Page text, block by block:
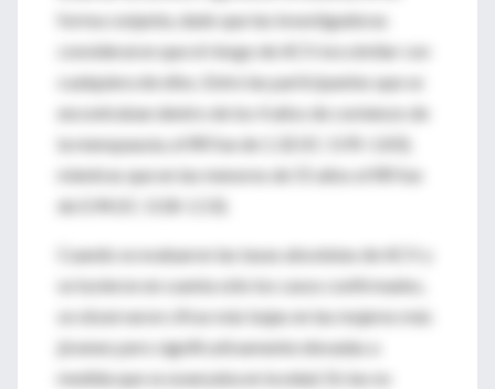
forma conjunta, dado que las investigadoras
consideraron que el riesgo de ACV era similar con
cualquiera de ellos. Entre las participantes que se
encontraban dentro de los 4 años de comienzo de
la menopausia, el RR fue de 1.32 (IC: 0.95-1.83),
mientras que en las menores de 55 años el RR fue
de 0.94 (IC: 0.58-1.53).
Cuando se evaluaron las tasas absolutas de ACV y
se tuvieron en cuenta sólo los casos confirmados,
se observaron cifras más bajas en las mujeres más
jóvenes pero significativamente elevadas a
medida que se avanzaba en la edad. En las no